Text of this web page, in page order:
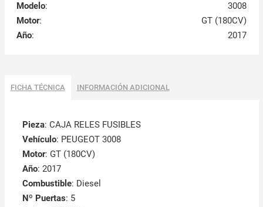
Modelo:
3008
Motor:
GT (180CV)
Año: 2017
FICHA TÉCNICA INFORMACIÓN ADICIONAL
Pieza: CAJA RELES FUSIBLES
Vehículo: PEUGEOT 3008
Motor: GT (180CV)
Año: 2017
Combustible: Diesel
Nº Puertas: 5